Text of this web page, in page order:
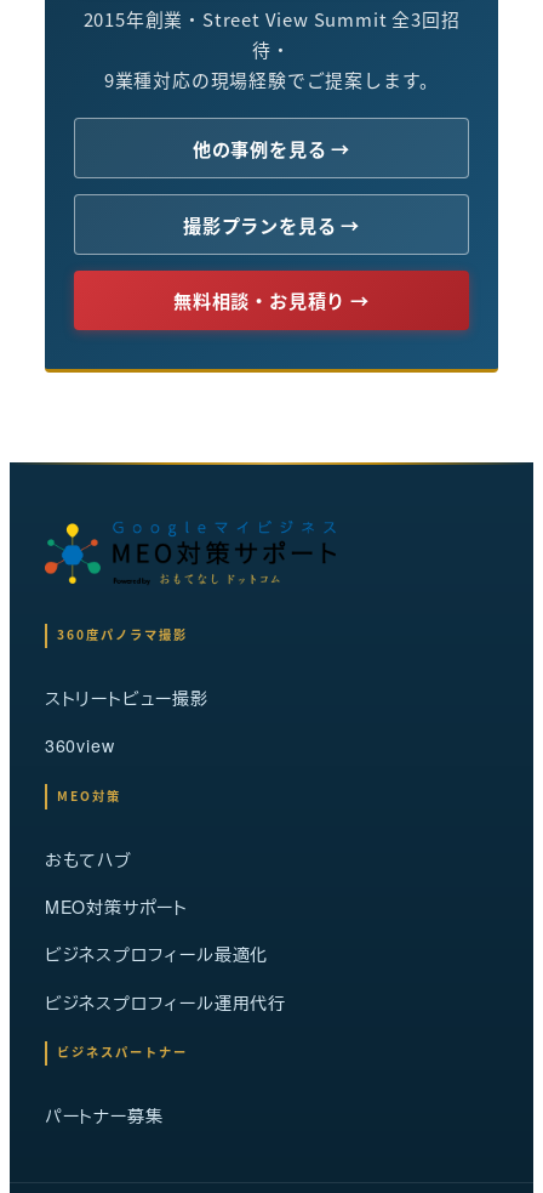
2015年創業・Street View Summit 全3回招
待・
9業種対応の現場経験でご提案します。
他の事例を見る →
撮影プランを見る →
無料相談・お見積り →
360度パノラマ撮影
ストリートビュー撮影
360view
MEO対策
おもてハブ
MEO対策サポート
ビジネスプロフィール最適化
ビジネスプロフィール運用代行
ビジネスパートナー
パートナー募集